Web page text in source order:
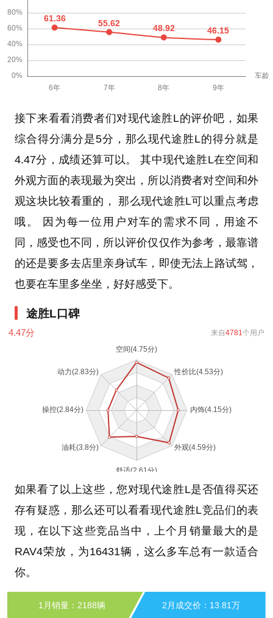
接下来看看消费者们对现代途胜L的评价吧，如果
综合得分满分是5分，那么现代途胜L的得分就是
4.47分，成绩还算可以。 其中现代途胜L在空间和
外观方面的表现最为突出，所以消费者对空间和外
观这块比较看重的， 那么现代途胜L可以重点考虑
哦。 因为每一位用户对车的需求不同，用途不
同，感受也不同，所以评价仅仅作为参考，最靠谱
的还是要多去店里亲身试车，即使无法上路试驾，
也要在车里多坐坐，好好感受下。
途胜L口碑
4.47分 来自4781个用户
如果看了以上这些，您对现代途胜L是否值得买还
存有疑惑，那么还可以看看现代途胜L竞品们的表
现，在以下这些竞品当中，上个月销量最大的是
RAV4荣放，为16431辆，这么多车总有一款适合
你。
1月销量：2188辆 2月成交价：13.81万